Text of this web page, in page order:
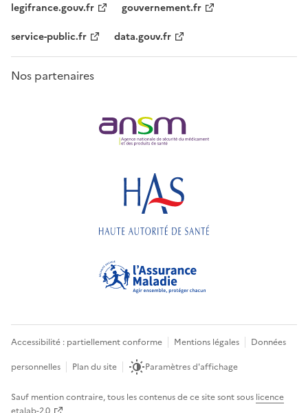
legifrance.gouv.fr
gouvernement.fr
service-public.fr
data.gouv.fr
Nos partenaires
Accessibilité : partiellement conforme Mentions légales
Données
personnelles
Plan du site Paramètres d'affichage
Sauf mention contraire, tous les contenus de ce site sont sous licence